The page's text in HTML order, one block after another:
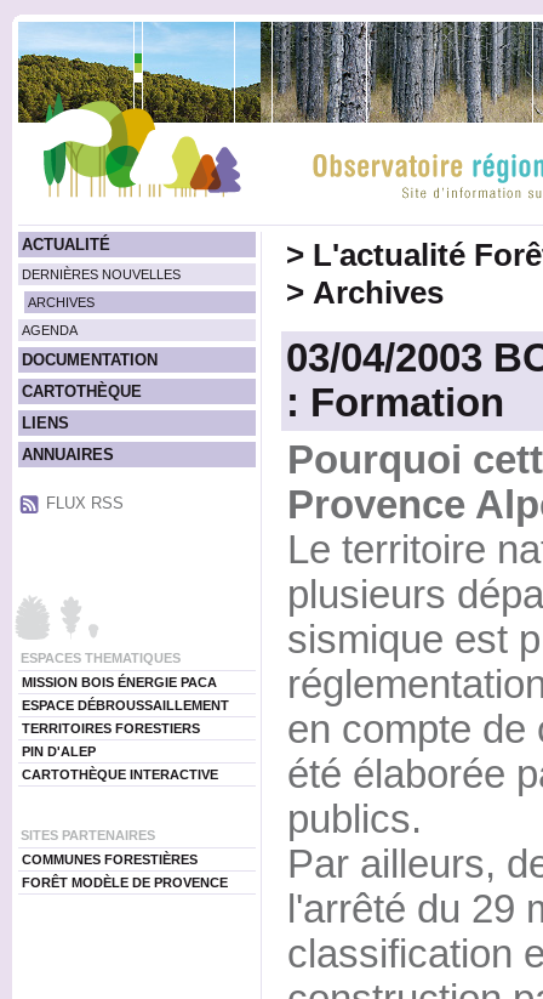
ACTUALITÉ
DERNIÈRES NOUVELLES
ARCHIVES
AGENDA
DOCUMENTATION
CARTOTHÈQUE
LIENS
ANNUAIRES
FLUX RSS
ESPACES THEMATIQUES
MISSION BOIS ÉNERGIE PACA
ESPACE DÉBROUSSAILLEMENT
TERRITOIRES FORESTIERS
PIN D'ALEP
CARTOTHÈQUE INTERACTIVE
SITES PARTENAIRES
COMMUNES FORESTIÈRES
FORÊT MODÈLE DE PROVENCE
> L'actualité
> Archives
03/04/2003
: Formation
Pourquoi
Provence
Le territoire
plusieurs
sismique est
en compte de
été élaborée
publics.
Par ailleurs,
l'arrêté du 29
classification